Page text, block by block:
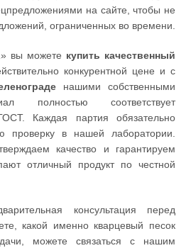
на сайте, чтобы не
ограниченных во времени.
вы можете купить качественный
конкурентной цене и с
нашими собственными
полностью соответствует
Каждая партия обязательно
проверку в нашей лаборатории.
качество и гарантируем
отличный продукт по честной
консультация перед
какой именно кварцевый песок
можете связаться с нашим